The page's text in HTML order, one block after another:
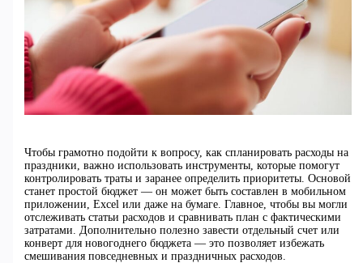
Чтобы грамотно подойти к вопросу, как спланировать расходы на
праздники, важно использовать инструменты, которые помогут
контролировать траты и заранее определить приоритеты. Основой
станет простой бюджет — он может быть составлен в мобильном
приложении, Excel или даже на бумаге. Главное, чтобы вы могли
отслеживать статьи расходов и сравнивать план с фактическими
затратами. Дополнительно полезно завести отдельный счет или
конверт для новогоднего бюджета — это позволяет избежать
смешивания повседневных и праздничных расходов.